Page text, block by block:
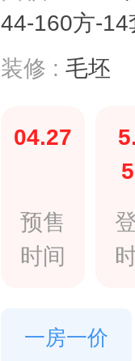
44-160方-14
装修 : 毛坯
04.27
预售
时间
一房一价